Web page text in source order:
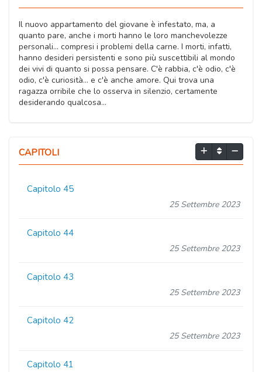
Il nuovo appartamento del giovane è infestato, ma, a
quanto pare, anche i morti hanno le loro manchevolezze
personali... compresi i problemi della carne. I morti, infatti,
hanno desideri persistenti e sono più suscettibili al mondo
dei vivi di quanto si possa pensare. C'è rabbia, c'è odio, c'è
odio, c'è curiosità... e c'è anche amore. Qui trova una
ragazza orribile che lo osserva in silenzio, certamente
desiderando qualcosa...
CAPITOLI
Capitolo 45
25 Settembre 2023
Capitolo 44
25 Settembre 2023
Capitolo 43
25 Settembre 2023
Capitolo 42
25 Settembre 2023
Capitolo 41